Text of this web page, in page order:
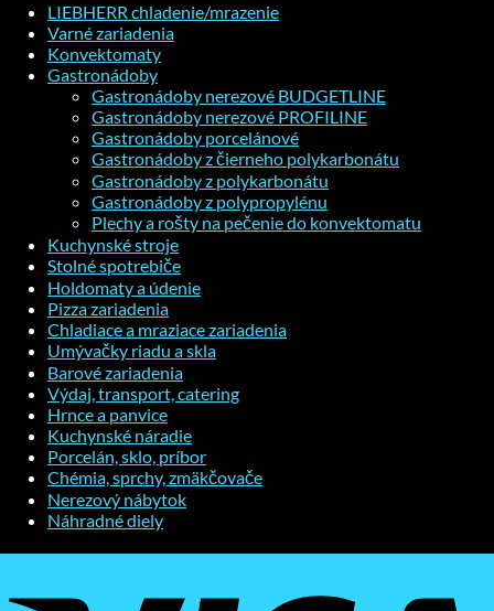
LIEBHERR chladenie/mrazenie
Varné zariadenia
Konvektomaty
Gastronádoby
Gastronádoby nerezové BUDGETLINE
Gastronádoby nerezové PROFILINE
Gastronádoby porcelánové
Gastronádoby z čierneho polykarbonátu
Gastronádoby z polykarbonátu
Gastronádoby z polypropylénu
Plechy a rošty na pečenie do konvektomatu
Kuchynské stroje
Stolné spotrebiče
Holdomaty a údenie
Pizza zariadenia
Chladiace a mraziace zariadenia
Umývačky riadu a skla
Barové zariadenia
Výdaj, transport, catering
Hrnce a panvice
Kuchynské náradie
Porcelán, sklo, príbor
Chémia, sprchy, zmäkčovače
Nerezový nábytok
Náhradné diely